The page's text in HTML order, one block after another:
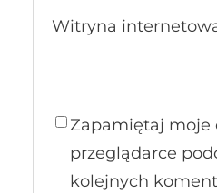
Witryna
Zapamiętaj moje
przeglądarce
kolejnych